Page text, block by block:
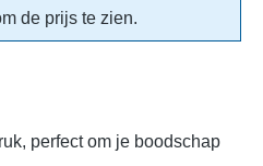
de prijs te zien.
perfect om je boodschap